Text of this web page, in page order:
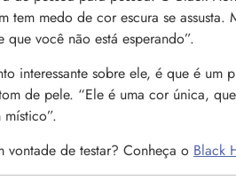
tem medo de cor escura se
que você não está esperando”.
interessante sobre ele, é que é um
de pele. “Ele é uma cor única,
vontade de testar? Conheça o Black